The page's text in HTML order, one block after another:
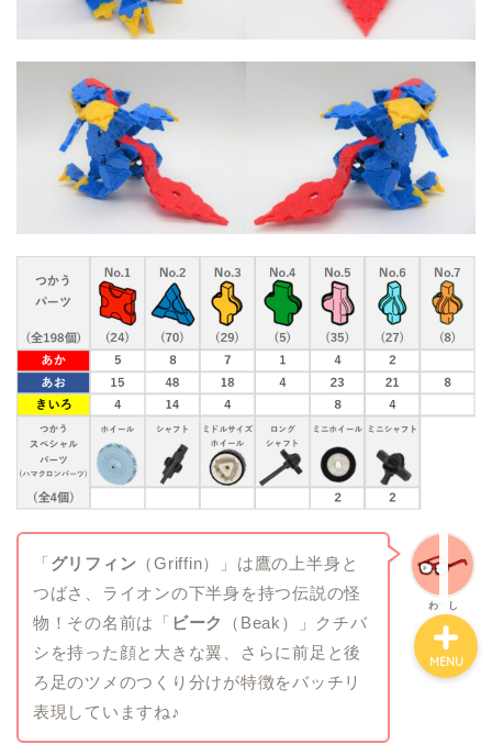
わたし
「グリフィン （Griffin）」は鷹の上半身と
つばさ、ライオンの下半身を持つ伝説の怪
物！その名前は「 ビーク
（Beak）」クチバ
シを持った顔と大きな翼、さらに前足と後
ろ足のツメのつくり分けが特徴をバッチリ
表現していますね♪
MENU
ホーム
知育おもちゃ『LaQ』
”ありいっちゃん”のプロフ
ィール
お問い合わせ